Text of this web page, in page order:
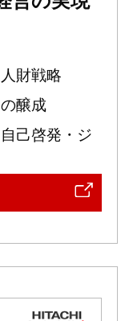
財戦略
醸成
己啓発・ジ